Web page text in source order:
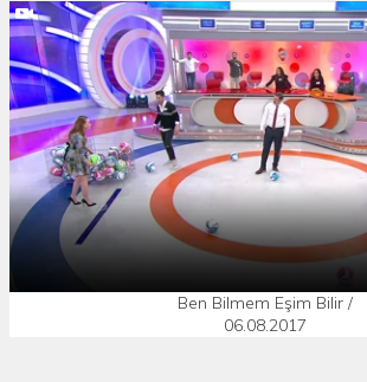
Ben Bilmem Eşim Bilir /
06.08.2017